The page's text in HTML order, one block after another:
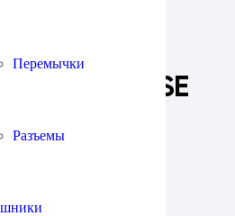
Перемычки
Разъемы
MMF-5.3 SE